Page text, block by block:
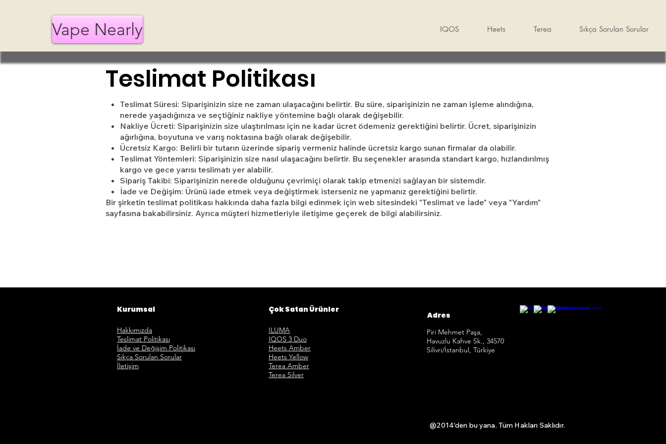
Vape Nearly IQOS Heets Terea Sıkça Sorulan Sorular
Teslimat Politikası
Teslimat Süresi: Siparişinizin size ne zaman ulaşacağını belirtir. Bu süre, siparişinizin ne zaman işleme alındığına,
nerede yaşadığınıza ve seçtiğiniz nakliye yöntemine bağlı olarak değişebilir.
Nakliye Ücreti: Siparişinizin size ulaştırılması için ne kadar ücret ödemeniz gerektiğini belirtir. Ücret, siparişinizin
ağırlığına, boyutuna ve varış noktasına bağlı olarak değişebilir.
Ücretsiz Kargo: Belirli bir tutarın üzerinde sipariş vermeniz halinde ücretsiz kargo sunan firmalar da olabilir.
Teslimat Yöntemleri: Siparişinizin size nasıl ulaşacağını belirtir. Bu seçenekler arasında standart kargo, hızlandırılmış
kargo ve gece yarısı teslimatı yer alabilir.
Sipariş Takibi: Siparişinizin nerede olduğunu çevrimiçi olarak takip etmenizi sağlayan bir sistemdir.
İade ve Değişim: Ürünü iade etmek veya değiştirmek isterseniz ne yapmanız gerektiğini belirtir.
Bir şirketin teslimat politikası hakkında daha fazla bilgi edinmek için web sitesindeki "Teslimat ve İade" veya "Yardım"
sayfasına bakabilirsiniz. Ayrıca müşteri hizmetleriyle iletişime geçerek de bilgi alabilirsiniz.
Kurumsal
Hakkımızda
Teslimat Politikası
İade ve Değişim Politikası
Sıkça Sorulan Sorular
İletişim
Çok Satan Ürünler
ILUMA
IQOS 3 Duo
Heets Amber
Heets Yellow
Terea Amber
Terea Silver
Adres
Piri Mehmet Paşa,
Havuzlu Kahve Sk., 34570
Silivri/İstanbul, Türkiye
@2014'den bu yana. Tüm Hakları Saklıdır.